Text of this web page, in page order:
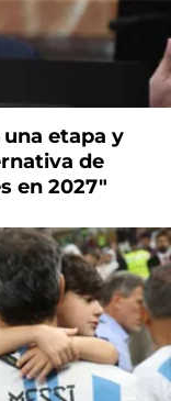
etapa y
de
en 2027"